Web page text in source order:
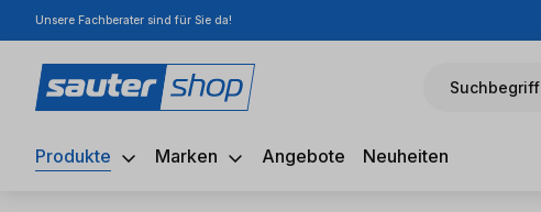
Hauptinhalt springen
Zur Suche springen
Zur Hauptnavigation springen
Unsere Fachberater sind für Sie da!
Suchbegriff
Produkte Marken Angebote Neuheiten